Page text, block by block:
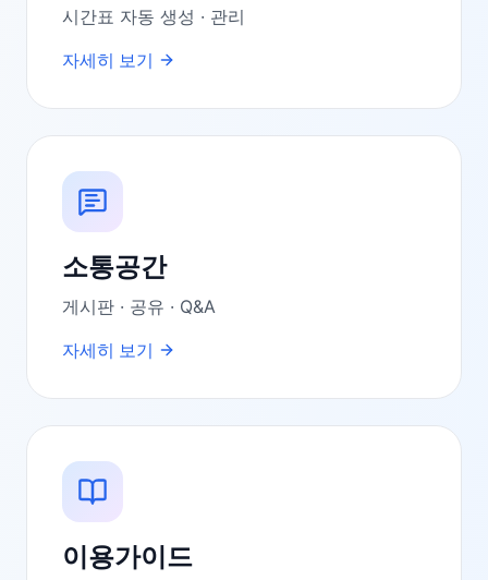
시간표 자동 생성 · 관리
자세히 보기
소통공간
게시판 · 공유 · Q&A
자세히 보기
이용가이드